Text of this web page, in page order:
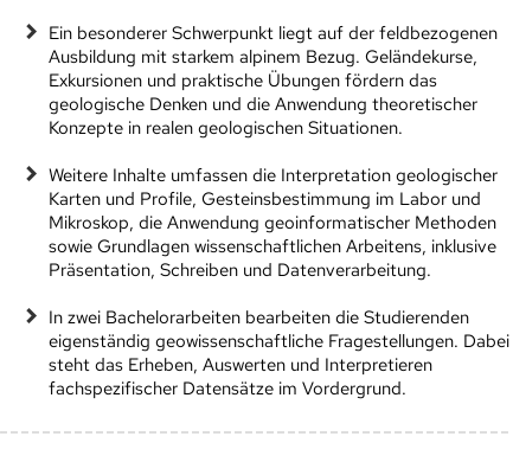
Ein besonderer Schwerpunkt liegt auf der feldbezogenen
Ausbildung mit starkem alpinem Bezug. Geländekurse,
Exkursionen und praktische Übungen fördern das
geologische Denken und die Anwendung theoretischer
Konzepte in realen geologischen Situationen.
Weitere Inhalte umfassen die Interpretation geologischer
Karten und Profile, Gesteinsbestimmung im Labor und
Mikroskop, die Anwendung geoinformatischer Methoden
sowie Grundlagen wissenschaftlichen Arbeitens, inklusive
Präsentation, Schreiben und Datenverarbeitung.
In zwei Bachelorarbeiten bearbeiten die Studierenden
eigenständig geowissenschaftliche Fragestellungen. Dabei
steht das Erheben, Auswerten und Interpretieren
fachspezifischer Datensätze im Vordergrund.